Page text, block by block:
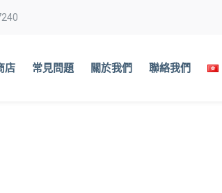
店 常見問題 關於我們 聯絡我們